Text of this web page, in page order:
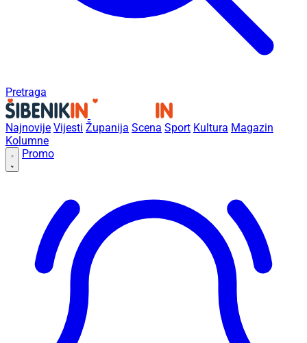
Pretraga
Najnovije Vijesti Županija Scena Sport Kultura Magazin
Kolumne
Promo